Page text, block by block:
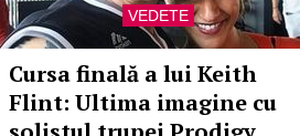
VEDETE
Cursa finală a lui Keith
Flint: Ultima imagine cu